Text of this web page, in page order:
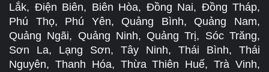
Lắk, Điện Biên, Biên Hòa, Đồng Nai, Đồng Tháp,
Phú Thọ, Phú Yên, Quảng Bình, Quảng Nam,
Quảng Ngãi, Quảng Ninh, Quảng Trị, Sóc Trăng,
Sơn La, Lạng Sơn, Tây Ninh, Thái Bình, Thái
Nguyên, Thanh Hóa, Thừa Thiên Huế, Trà Vinh,